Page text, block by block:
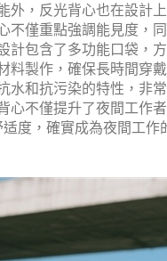
外，反光背心也在設計
不僅重點強調能見度，
計包含了多功能口袋，
料製作，確保長時間穿
水和抗污染的特性，非
心不僅提升了夜間工作
适度，確實成為夜間工作